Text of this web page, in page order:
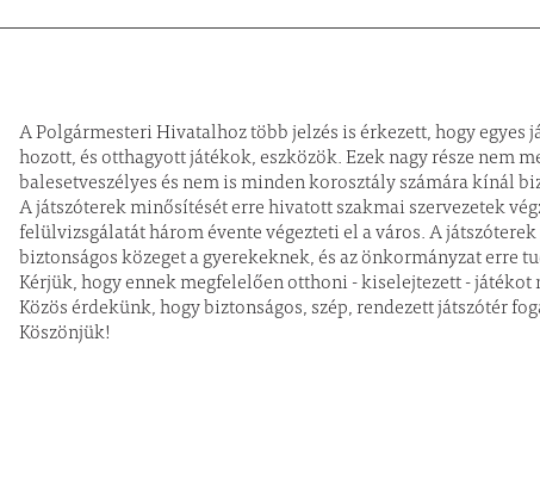
A Polgármesteri Hivatalhoz több jelzés is érkezett, hogy
hozott, és otthagyott játékok, eszközök. Ezek nagy része nem
balesetveszélyes és nem is minden korosztály számára kínál
A játszóterek minősítését erre hivatott szakmai szervezetek
felülvizsgálatát három évente végezteti el a város. A
biztonságos közeget a gyerekeknek, és az önkormányzat erre
Kérjük, hogy ennek megfelelően otthoni - kiselejtezett - játékot
Közös érdekünk, hogy biztonságos, szép, rendezett játszótér
Köszönjük!